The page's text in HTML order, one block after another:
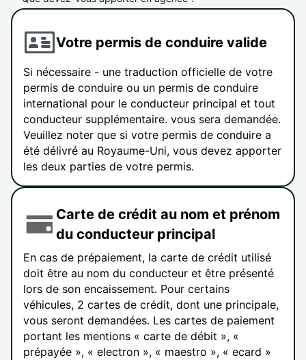
Votre permis de conduire valide
Si nécessaire - une traduction officielle de votre
permis de conduire ou un permis de conduire
international pour le conducteur principal et tout
conducteur supplémentaire. vous sera demandée.
Veuillez noter que si votre permis de conduire a
été délivré au Royaume-Uni, vous devez apporter
les deux parties de votre permis.
Carte de crédit au nom et prénom
du conducteur principal
En cas de prépaiement, la carte de crédit utilisé
doit être au nom du conducteur et être présenté
lors de son encaissement. Pour certains
véhicules, 2 cartes de crédit, dont une principale,
vous seront demandées. Les cartes de paiement
portant les mentions « carte de débit », «
prépayée », « electron », « maestro », « ecard »